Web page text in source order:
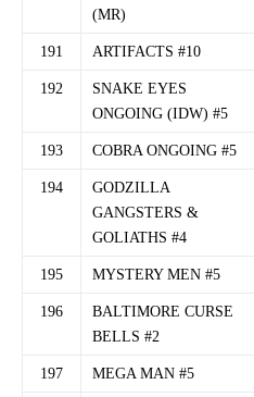
(MR)
191 ARTIFACTS #10
192
SNAKE EYES
ONGOING (IDW) #5
193 COBRA ONGOING #5
194
GODZILLA
GANGSTERS &
GOLIATHS #4
195 MYSTERY MEN #5
196
BALTIMORE CURSE
BELLS #2
197 MEGA MAN #5